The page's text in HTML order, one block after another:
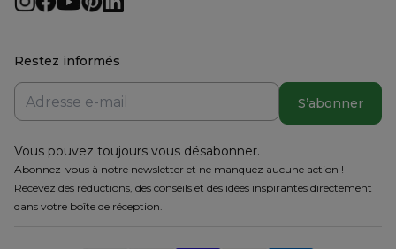
Restez informés
S’abonner
Vous pouvez toujours vous désabonner.
Abonnez-vous à notre newsletter et ne manquez aucune action !
Recevez des réductions, des conseils et des idées inspirantes directement
dans votre boîte de réception.